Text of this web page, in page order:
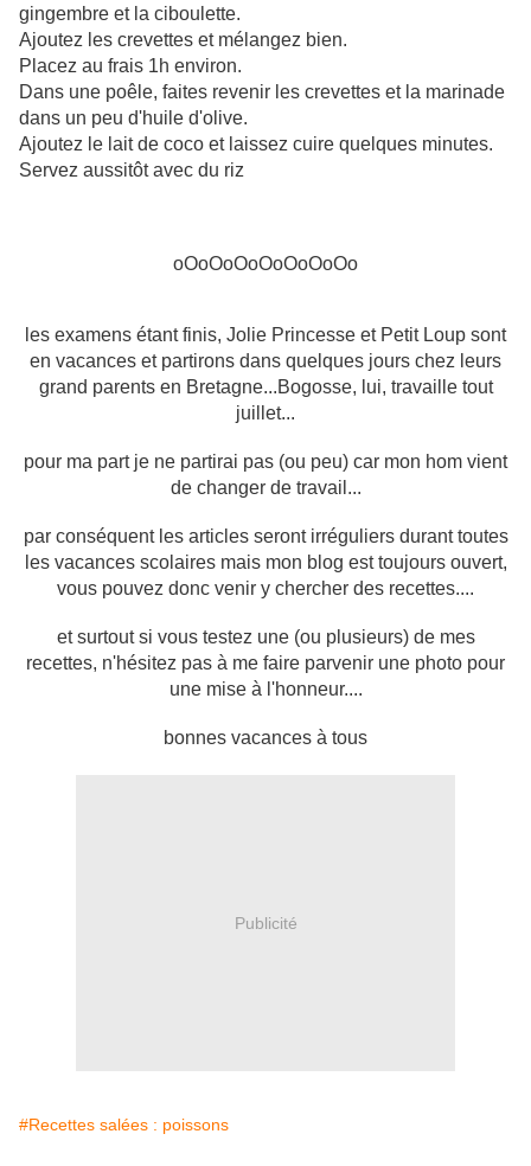
gingembre et la ciboulette.
Ajoutez les crevettes et mélangez bien.
Placez au frais 1h environ.
Dans une poêle, faites revenir les crevettes et la marinade
dans un peu d'huile d'olive.
Ajoutez le lait de coco et l aissez cuire quelques minutes.
Servez aussitôt avec du riz
oOoOoOoOoOoOoOo
les examens étant finis, Jolie Princesse et Petit Loup sont
en vacances et partirons dans quelques jours chez leurs
grand parents en Bretagne...Bogosse, lui, travaille tout
juillet...
pour ma part je ne partirai pas (ou peu) car mon hom vient
de changer de travail...
par conséquent les articles seront irréguliers durant toutes
les vacances scolaires mais mon blog est toujours ouvert,
vous pouvez donc venir y chercher des recettes....
et surtout si vous testez une (ou plusieurs) de mes
recettes, n'hésitez pas à me faire parvenir une photo pour
une mise à l'honneur....
bonnes vacances à tous
Publicité
#Recettes salées : poissons